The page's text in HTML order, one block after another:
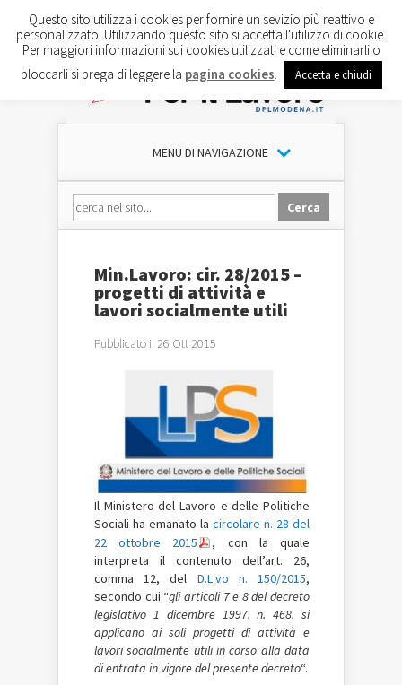
MENU DI NAVIGAZIONE
Min.Lavoro: cir. 28/2015 – ​
progetti di attività e
lavori socialmente utili
Pubblicato il 26 Ott 2015
Il Ministero del Lavoro e delle Politiche
Sociali ha emanato la circolare n. 28 del
22 ottobre 2015
, con la quale
interpreta il contenuto dell’art. 26,
comma 12, del D.L.vo n. 150/2015,
secondo cui “gli articoli 7 e 8 del decreto
legislativo 1 dicembre 1997, n. 468, si
applicano ai soli progetti di attività e
lavori socialmente utili in corso alla data
di entrata in vigore del presente decreto“.
Questo sito utilizza i cookies per fornire un sevizio più reattivo e
personalizzato. Utilizzando questo sito si accetta l'utilizzo di cookie.
Per maggiori informazioni sui cookies utilizzati e come eliminarli o
bloccarli si prega di leggere la pagina cookies Accetta e chiudi